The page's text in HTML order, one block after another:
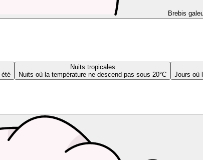
Brebis
été
Nuits tropicales
Nuits où la température ne descend pas sous 20°C
Jours où